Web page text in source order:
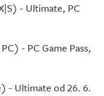
- Ultimate, PC
- PC Game Pass,
- Ultimate od 26. 6.